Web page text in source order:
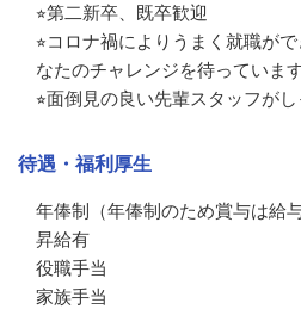
⭐︎第二新卒、既卒歓迎
⭐︎コロナ禍によりうまく就職が
なたのチャレンジを待っていま
⭐︎面倒見の良い先輩スタッフが
待遇・福利厚生
年俸制（年俸制のため賞与は給
昇給有
役職手当
家族手当